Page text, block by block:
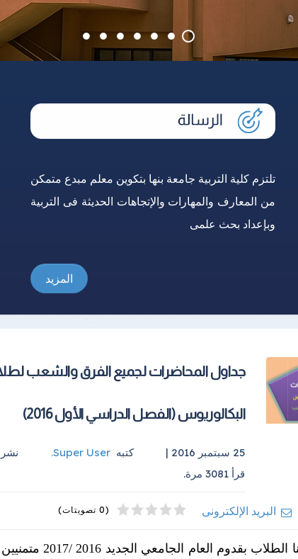
تلتزم كلية التربية جامعة بنها بتكوين معلم مبدع متمكن
من المعارف والمهارات والإتجاهات الحديثة فى التربية
وبإعداد بحث علمى
المزيد
جداول المحاضرات لجميع الفرق والشعب
البكالوريوس (الفصل الدراسي الأول 2016)
25 سبتمبر 2016 | كتبهSuper User
.
قرأ 3081 مرة.
البريد الإلكترونى 1
2
3
4
5 (0 تصويتات)
نهنئ أبنائنا الطلاب بقدوم